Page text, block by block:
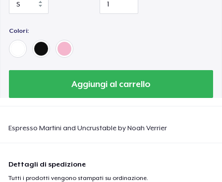
Colori:
Aggiungi al carrello
Espresso Martini and Uncrustable by Noah Verrier
Dettagli di spedizione
Tutti i prodotti vengono stampati su ordinazione.